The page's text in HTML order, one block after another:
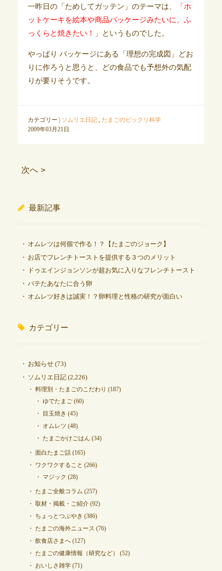
一昨日の「ためしてガッテン」のテーマは、
「ホ
ットケーキを絵本や商品パッケージみたいに、ふ
っくらと焼きたい！」
というものでした。
やっぱり パッケージにある「理想の完成図」どお
りに作ろうと思うと、どの食品でも予想外の気配
りが要りそうです。
カテゴリー | ソムリエ日記, たまごのビックリ科学
2009年03月21日
次へ >
最新記事
オムレツは何個で作る！？【たまごのジョーク】
お店でフレンチトーストを提供する３つのメリット
ドゥエインジョンソンが超お気に入りなフレンチトースト
バテたあなたに合う卵
オムレツ好きは誠実！？卵料理と性格の研究が面白い
カテゴリー
お知らせ(73)
ソムリエ日記(2,226)
料理別・たまごのこだわり (187)
ゆでたまご(60)
目玉焼き (45)
オムレツ (48)
たまごかけごはん (34)
面白たまご話(165)
ワクワクすること (266)
マジック (28)
たまご全般コラム (257)
取材・掲載・ご紹介(92)
ちょっとつぶやき (386)
たまごの海外ニュース (76)
飲食店さまへ(127)
たまごの健康情報（研究など）
(52)
おいしさ雑学(71)